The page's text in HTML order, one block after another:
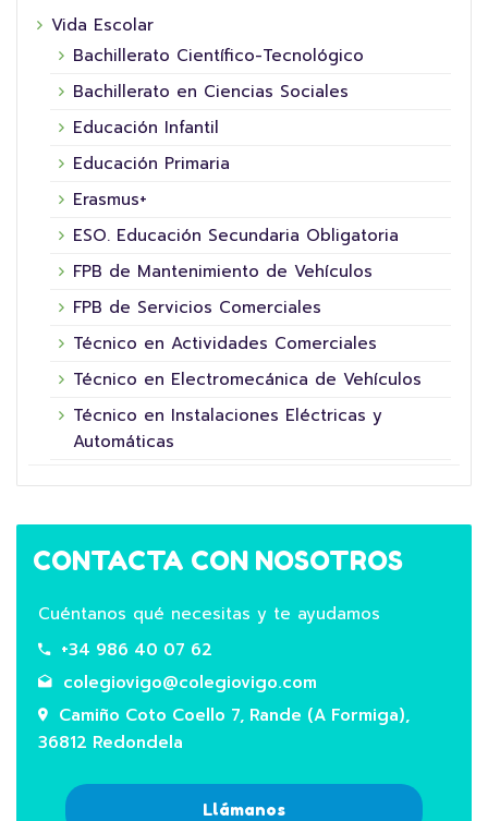
Vida Escolar
Bachillerato Científico-Tecnológico
Bachillerato en Ciencias Sociales
Educación Infantil
Educación Primaria
Erasmus+
ESO. Educación Secundaria Obligatoria
FPB de Mantenimiento de Vehículos
FPB de Servicios Comerciales
Técnico en Actividades Comerciales
Técnico en Electromecánica de Vehículos
Técnico en Instalaciones Eléctricas y
Automáticas
CONTACTA CON NOSOTROS
Cuéntanos qué necesitas y te ayudamos
+34 986 40 07 62
colegiovigo@colegiovigo.com
Camiño Coto Coello 7, Rande (A Formiga),
36812 Redondela
Llámanos